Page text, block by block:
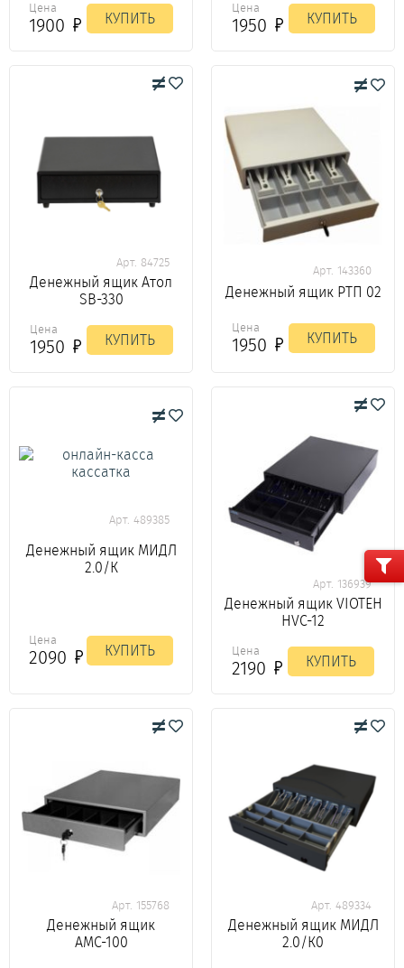
Цена
1900 КУПИТЬ
Цена
1950 КУПИТЬ
Арт. 84725
Денежный ящик Атол
SB-330
Цена
1950 КУПИТЬ
Арт. 143360
Денежный ящик РТП 02
Цена
1950 КУПИТЬ
Арт. 489385
Денежный ящик МИДЛ
2.0/К
Цена
2090 КУПИТЬ
Арт. 136939
Денежный ящик VIOTEH
HVC-12
Цена
2190 КУПИТЬ
Арт. 155768
Денежный ящик
АМС-100
Арт. 489334
Денежный ящик МИДЛ
2.0/К0